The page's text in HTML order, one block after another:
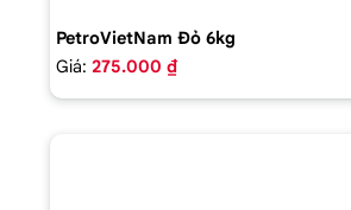
PetroVietNam Đỏ 6kg
Giá: 275.000 ₫